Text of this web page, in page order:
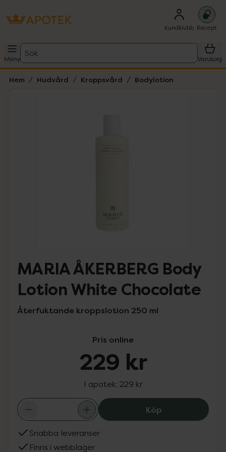
Kundklubb Recept
Meny
Sök
Varukorg
Hem Hudvård Kroppsvård Bodylotion
MARIA ÅKERBERG Body
Lotion White Chocolate
Återfuktande kroppslotion 250 ml
Pris online
229 kr
I apotek: 229 kr
KöpMARIA
Snabba leveranser
Finns i webblager